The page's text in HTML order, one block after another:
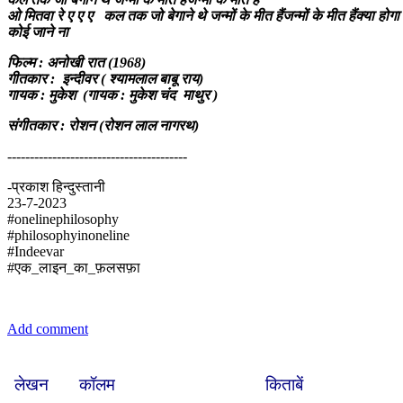
ओ मितवा रे ए ए ए कल तक जो बेगाने थे जन्मों के मीत हैंजन्मों के मीत हैंक्या
कोई जाने ना
फिल्म : अनोखी रात (1968)
गीतकार : इन्दीवर ( श्यामलाल बाबू राय)
गायक : मुकेश (गायक : मुकेश चंद माथुर )
संगीतकार : रोशन (रोशन लाल नागरथ)
----------------------------------------
-प्रकाश हिन्दुस्तानी
23-7-2023
#onelinephilosophy
#philosophyinoneline
#Indeevar
#एक_लाइन_का_फ़लसफ़ा
Add comment
लेखन कॉलम किताबें